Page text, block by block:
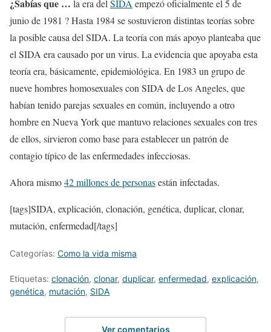
¿Sabías que … la era delSIDAempezó oficialmente el 5 de
junio de 1981 ? Hasta 1984 se sostuvieron distintas teorías sobre
la posible causa del SIDA. La teoría con más apoyo planteaba que
el SIDA era causado por un virus. La evidencia que apoyaba esta
teoría era, básicamente, epidemiológica. En 1983 un grupo de
nueve hombres homosexuales con SIDA de Los Angeles, que
habían tenido parejas sexuales en común, incluyendo a otro
hombre en Nueva York que mantuvo relaciones sexuales con tres
de ellos, sirvieron como base para establecer un patrón de
contagio típico de las enfermedades infecciosas.
Ahora mismo42 millones de personasestán infectadas.
[tags]SIDA, explicación, clonación, genética, duplicar, clonar,
mutación, enfermedad[/tags]
Categorías: Como la vida misma
Etiquetas: clonación, clonar, duplicar, enfermedad, explicación,
genética, mutación, SIDA
Ver comentarios